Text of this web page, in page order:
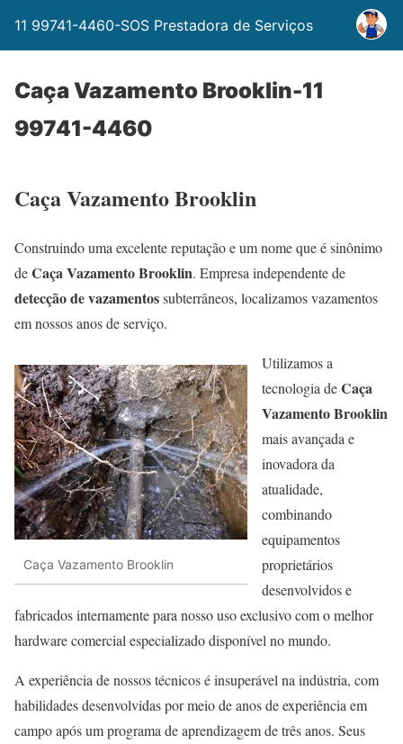
11 99741-4460-SOS Prestadora de Serviços
Caça Vazamento Brooklin-11
99741-4460
Caça Vazamento Brooklin
Construindo uma excelente reputação e um nome que é sinônimo
deCaça Vazamento Brooklin. Empresa independente de
detecção de vazamentossubterrâneos, localizamos vazamentos
em nossos anos de serviço.
Caça Vazamento Brooklin
Utilizamos a
tecnologia deCaça
Vazamento Brooklin
mais avançada e
inovadora da
atualidade,
combinando
equipamentos
proprietários
desenvolvidos e
fabricados internamente para nosso uso exclusivo com o melhor
hardware comercial especializado disponível no mundo.
A experiência de nossos técnicos é insuperável na indústria, com
habilidades desenvolvidas por meio de anos de experiência em
campo após um programa de aprendizagem de três anos. Seus